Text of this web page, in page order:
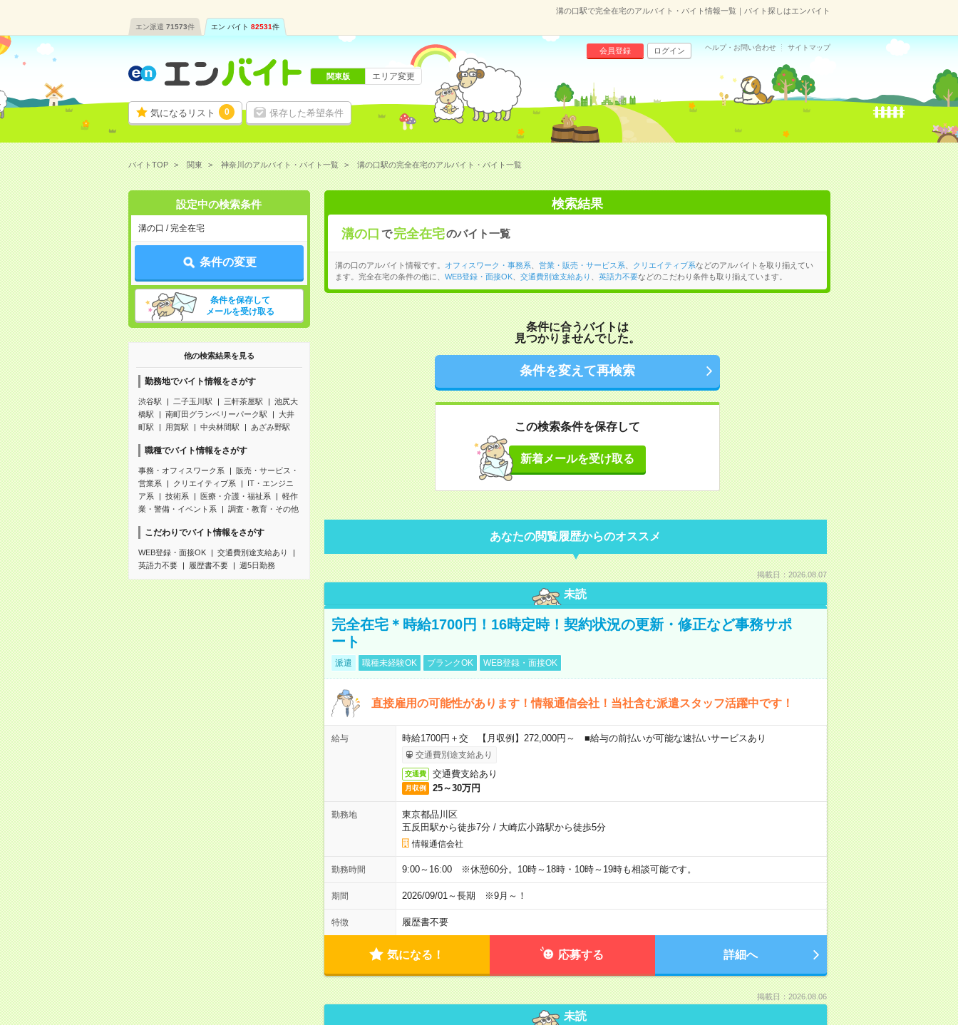
溝の口駅で完全在宅のアルバイト・バイト情報一覧｜バイト探しはエンバイト
エン派遣 71573件 エン バイト 82531件
気になるリスト 0 保存した希望条件
会員登録 ログイン ヘルプ・お問い合わせ サイトマップ
関東版 エリア変更
バイトTOP 関東 神奈川のアルバイト・バイト一覧 溝の口駅の完全在宅のアルバイト・バイト一覧
設定中の検索条件
溝の口 / 完全在宅
条件の変更
条件を保存して
メールを受け取る
他の検索結果を見る
勤務地でバイト情報をさがす
渋谷駅 二子玉川駅 三軒茶屋駅
池尻大
橋駅
南町田グランベリーパーク駅
大井
町駅
用賀駅 中央林間駅 あざみ野駅
職種でバイト情報をさがす
事務・オフィスワーク系
販売・サービス・
営業系
クリエイティブ系
IT・エンジニ
ア系
技術系 医療・介護・福祉系
軽作
業・警備・イベント系
調査・教育・その他
こだわりでバイト情報をさがす
WEB登録・面接OK
交通費別途支給あり
英語力不要
履歴書不要 週5日勤務
検索結果
溝の口 で 完全在宅のバイト一覧
溝の口のアルバイト情報です。 オフィスワーク・事務系 営業・販売・サービス系 クリエイティブ系などのアルバイトを取り揃えてい
ます。完全在宅の条件の他に、 WEB登録・面接OK、 交通費別途支給あり 英語力不要などのこだわり条件も取り揃えています。
条件に合うバイトは
見つかりませんでした。
条件を変えて再検索
この検索条件を保存して
新着メールを受け取る
あなたの閲覧履歴からのオススメ
掲載日：2026.08.07
未読
完全在宅＊時給1700円！16時定時！契約状況の更新・修正など事務サポ
ート
派遣 職種未経験OK ブランクOK WEB登録・面接OK
直接雇用の可能性があります！情報通信会社！当社含む派遣スタッフ活躍中です！
給与 時給1700円＋交 【月収例】272,000円～ ■給与の前払いが可能な速払いサービスあり
交通費別途支給あり
交通費 交通費支給あり
月収例 25～30万円
勤務地
東京都品川区
五反田駅から徒歩7分/ 大崎広小路駅から徒歩5分
情報通信会社
勤務時間 9:00～16:00 ※休憩60分。10時～18時・10時～19時も相談可能です。
期間 2026/09/01～長期 ※9月～！
特徴 履歴書不要
気になる！ 応募する 詳細へ
掲載日：2026.08.06
未読